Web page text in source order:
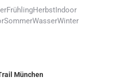
FrühlingHerbstIndoor
SommerWasserWinter
München